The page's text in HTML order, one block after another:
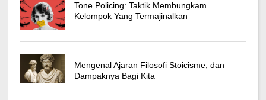
Tone Policing: Taktik Membungkam
Kelompok Yang Termajinalkan
Mengenal Ajaran Filosofi Stoicisme, dan
Dampaknya Bagi Kita